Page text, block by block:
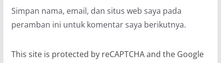
Simpan nama, email, dan situs web saya pada
peramban ini untuk komentar saya berikutnya.
This site is protected by reCAPTCHA and the Google